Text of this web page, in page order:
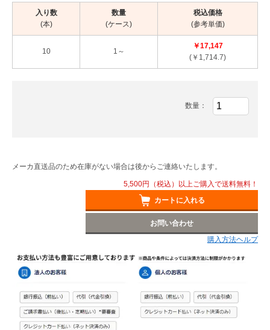
入り数
(本)
数量
(ケース)
税込価格
(参考単価)
10 1～
￥17,147
(￥1,714.7)
数量：
メーカ直送品のため在庫がない場合は後からご連絡いたします。
5,500円（税込）以上ご購入で送料無料！
カートに入れる
お問い合わせ
購入方法ヘルプ